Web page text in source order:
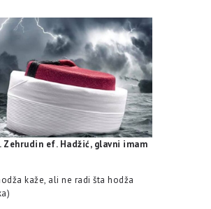
Zehrudin ef. Hadžić, glavni imam
kaže, ali ne radi šta hodža